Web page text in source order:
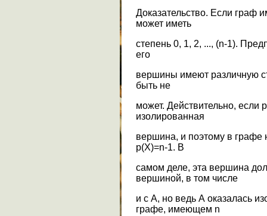
Доказательство. Если граф
может иметь
степень 0, 1, 2, ..., (n-1).
его
вершины имеют различную
быть не
может. Действительно, если
изолированная
вершина, и поэтому в графе
р(Х)=n-1. В
самом деле, эта вершина
вершиной, в том числе
и с А, но ведь А оказалась
графе, имеющем n